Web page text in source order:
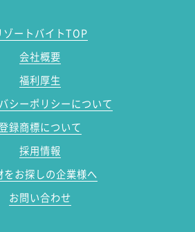
ゾートバイトTOP
会社概要
福利厚生
シーポリシーについて
録商標について
採用情報
をお探しの企業様へ
お問い合わせ